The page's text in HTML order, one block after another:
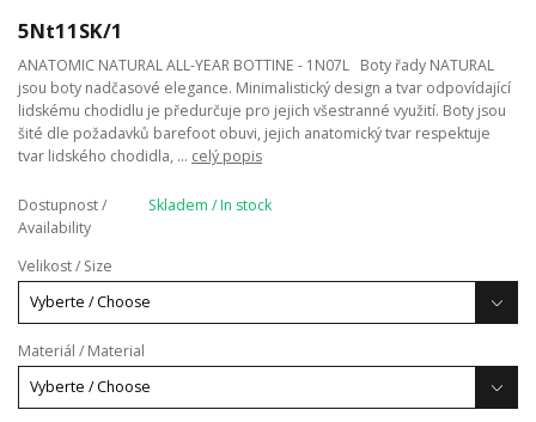
5Nt11SK/1
ANATOMIC NATURAL ALL-YEAR BOTTINE - 1N07L Boty řady NATURAL
jsou boty nadčasové elegance. Minimalistický design a tvar odpovídající
lidskému chodidlu je předurčuje pro jejich všestranné využití. Boty jsou
šité dle požadavků barefoot obuvi, jejich anatomický tvar respektuje
tvar lidského chodidla, ... celý popis
Dostupnost /
Availability
Skladem / In stock
Velikost / Size
Materiál / Material